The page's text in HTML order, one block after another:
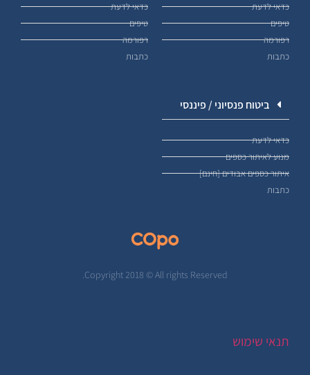
כדאי לדעת
טיפים
רפורמה
כתבות
כדאי לדעת
טיפים
רפורמה
כתבות
ביטוח פנסיוני / פיננסי
כדאי לדעת
מנוע לאיתור כספים
איתור כספים אבודים [חינם]
כתבות
Copyright 2018 © All rights Reserved.
תנאי שימוש